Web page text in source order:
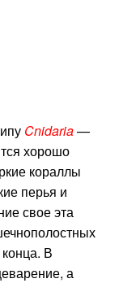
Cnidaria—
хорошо
кораллы
перья и
свое эта
В
а